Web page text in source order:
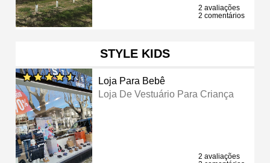
2 avaliações
2 comentários
STYLE KIDS
Loja Para Bebê
Loja De Vestuário Para Criança
2 avaliações